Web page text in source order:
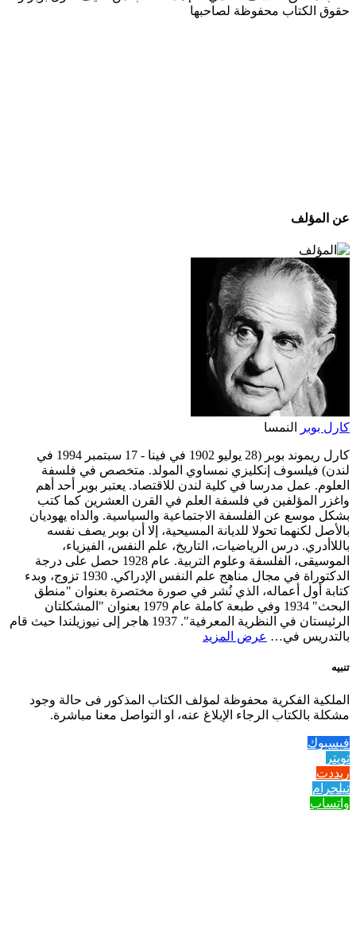
حقوق الكتاب محفوظة لصاحبها
عن المؤلف
كارل بوبر النمسا
كارل ريموند بوبر (28 يوليو 1902 في فينا - 17 سبتمبر 1994 في
لندن) فيلسوف إنكليزي نمساوي المولد. متخصص في فلسفة
العلوم. عمل مدرسا في كلية لندن للاقتصاد. يعتبر بوبر أحد أهم
واغزر المؤلفين في فلسفة العلم في القرن العشرين كما كتب
بشكل موسع عن الفلسفة الاجتماعية والسياسية. والداه يهوديان
بالأصل لكنهما تحولا للديانة المسيحية، إلا أن بوبر يصف نفسه
باللاأدري. درس الرياضيات، التاريخ، علم النفس، الفيزياء،
الموسيقى، الفلسفة وعلوم التربية. عام 1928 حصل على درجة
الدكتوراة في مجال مناهج علم النفس الإدراكي. 1930 تزوج، وبدء
كتابة أول أعماله، الذي نُشر في صورة مختصرة بعنوان "منطق
البحث" 1934 وفي طبعة كاملة عام 1979 بعنوان "المشكلتان
الرئيستان في النظرية المعرفية". 1937 هاجر إلى نيوزيلندا حيث قام
بالتدريس في… عرض المزيد
تنبيه
الملكية الفكرية محفوظة لمؤلف الكتاب المذكور فى حالة وجود
مشكلة بالكتاب الرجاء الإبلاغ عنه، او التواصل معنا مباشرة.
فيسبوك
تويتر
ريددت
تيلجرام
واتساب